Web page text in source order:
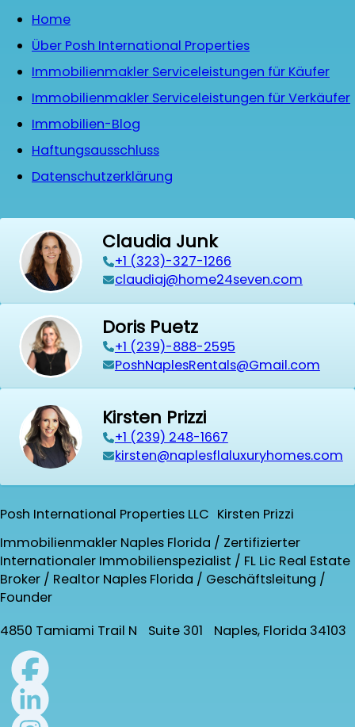
Home
Über Posh International Properties
Immobilienmakler Serviceleistungen für Käufer
Immobilienmakler Serviceleistungen für Verkäufer
Immobilien-Blog
Haftungsausschluss
Datenschutzerklärung
Claudia Junk
+1 (323)-327-1266
claudiaj@home24seven.com
Doris Puetz
+1 (239)-888-2595
PoshNaplesRentals@Gmail.com
Kirsten Prizzi
‭+1 (239) 248-1667‬
kirsten@naplesflaluxuryhomes.com
Posh International Properties LLC Kirsten Prizzi
Immobilienmakler Naples Florida / Zertifizierter
Internationaler Immobilienspezialist / FL Lic Real Estate
Broker / Realtor Naples Florida / Geschäftsleitung /
Founder
4850 Tamiami Trail N Suite 301 Naples, Florida 34103